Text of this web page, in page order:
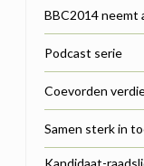
BBC2014 neemt
Podcast serie
Coevorden
Samen sterk in
Kandidaat-